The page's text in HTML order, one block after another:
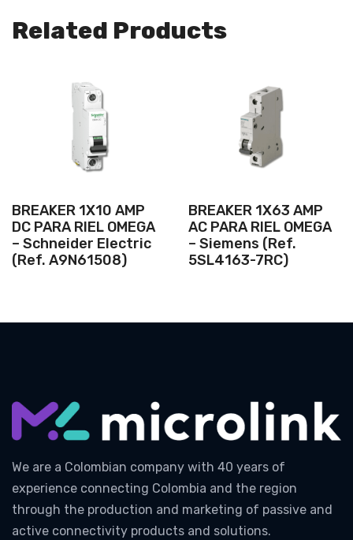
Related Products
BREAKER 1X10 AMP
DC PARA RIEL OMEGA
– Schneider Electric
(Ref. A9N61508)
BREAKER 1X63 AMP
AC PARA RIEL OMEGA
– Siemens (Ref.
5SL4163-7RC)
We are a Colombian company with 40 years of
experience connecting Colombia and the region
through the production and marketing of passive and
active connectivity products and solutions.